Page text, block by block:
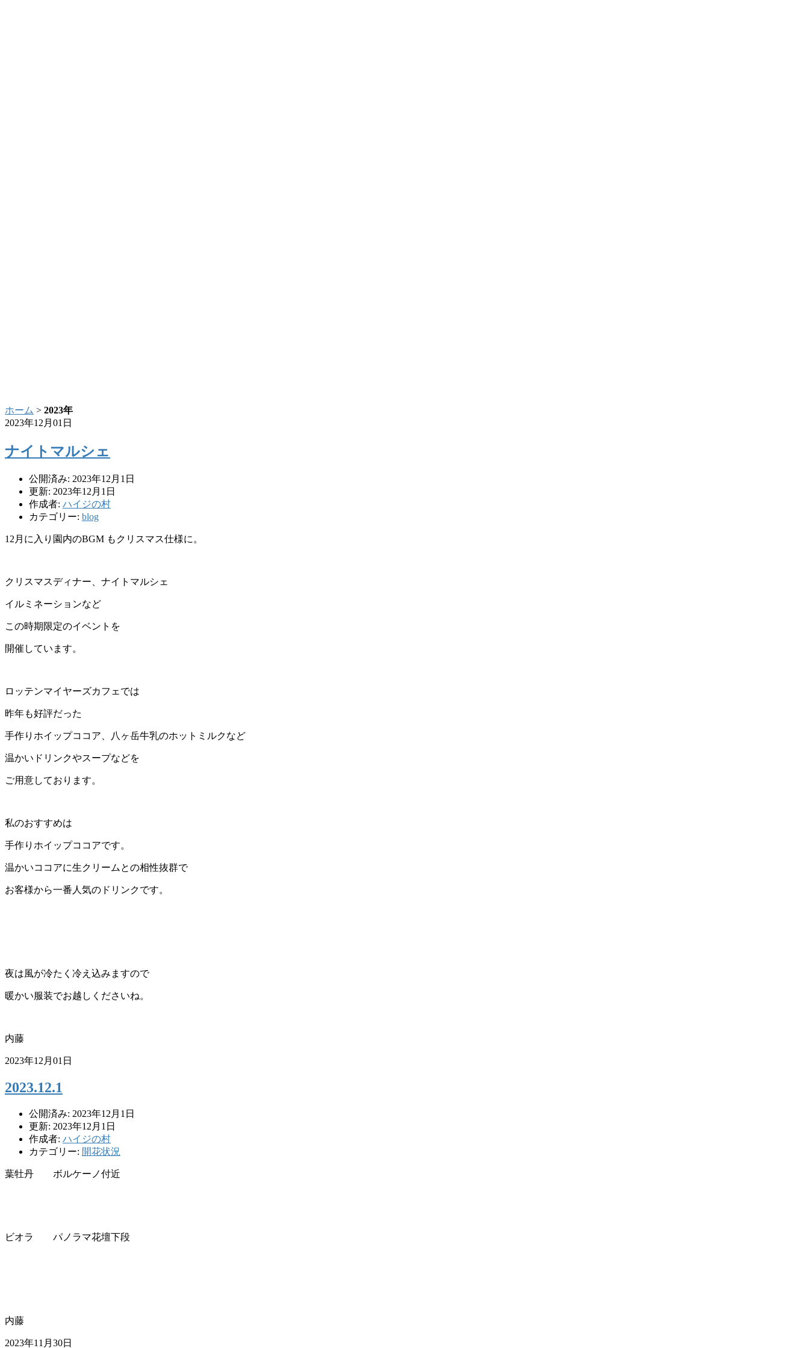
ホーム > 2023年
2023年12月01日
ナイトマルシェ
公開済み: 2023年12月1日
更新: 2023年12月1日
作成者: ハイジの村
カテゴリー: blog
12月に入り園内のBGM もクリスマス仕様に。
クリスマスディナー、ナイトマルシェ
イルミネーションなど
この時期限定のイベントを
開催しています。
ロッテンマイヤーズカフェでは
昨年も好評だった
手作りホイップココア、八ヶ岳牛乳のホットミルクなど
温かいドリンクやスープなどを
ご用意しております。
私のおすすめは
手作りホイップココアです。
温かいココアに生クリームとの相性抜群で
お客様から一番人気のドリンクです。
夜は風が冷たく冷え込みますので
暖かい服装でお越しくださいね。
内藤
2023年12月01日
2023.12.1
公開済み: 2023年12月1日
更新: 2023年12月1日
作成者: ハイジの村
カテゴリー: 開花状況
葉牡丹 ボルケーノ付近
ビオラ パノラマ花壇下段
内藤
2023年11月30日